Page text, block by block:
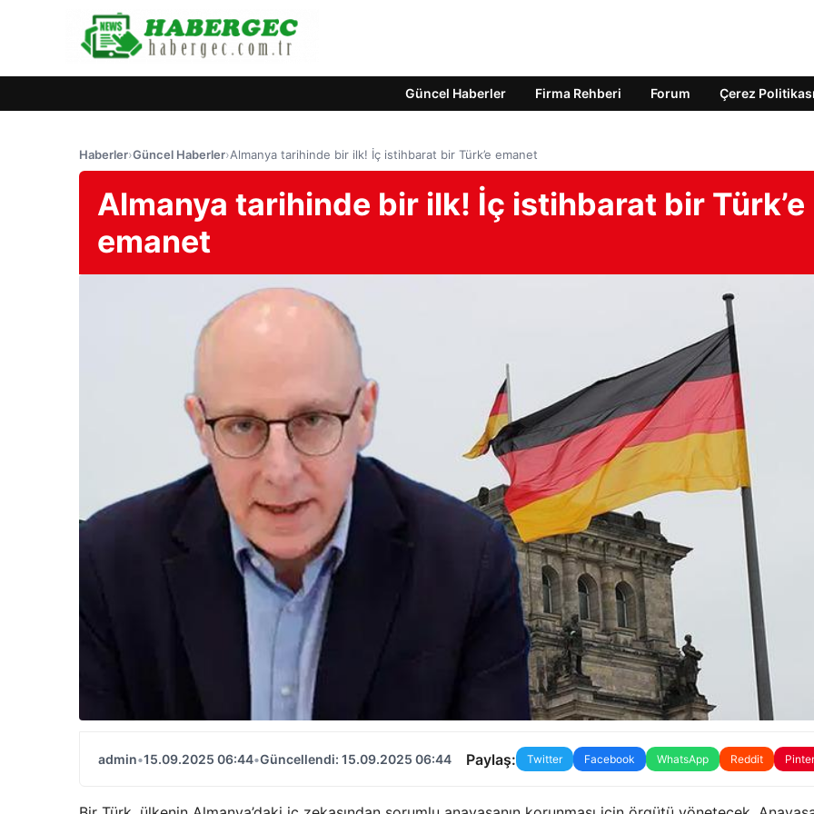
Güncel Haberler Firma Rehberi Forum Çerez Politikası
Haberler›Güncel Haberler›Almanya tarihinde bir ilk! İç istihbarat bir Türk’e emanet
Almanya tarihinde bir ilk! İç istihbarat bir Türk’e
emanet
admin•15.09.2025 06:44•Güncellendi: 15.09.2025 06:44 Paylaş: Twitter Facebook WhatsApp Reddit